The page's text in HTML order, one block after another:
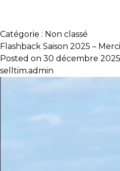
Catégorie : Non classé
Flashback Saison 2025 –
Posted on 30 décembre 2025
selltim.admin